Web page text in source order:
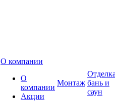
О компании
О
компании
Акции
Монтаж бань и
саун